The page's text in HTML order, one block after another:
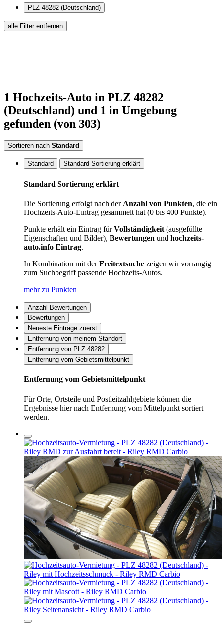
PLZ 48282 (Deutschland)
alle Filter entfernen
1 Hochzeits-Auto in PLZ 48282
(Deutschland) und 1 in Umgebung
gefunden (von 303)
Sortieren nach Standard
Standard Standard Sortierung erklärt
Standard Sortierung erklärt
Die Sortierung erfolgt nach der Anzahl von Punkten, die ein
Hochzeits-Auto-Eintrag gesammelt hat (0 bis 400 Punkte).
Punkte erhält ein Eintrag fürVollständigkeit (ausgefüllte
Eigenschaften und Bilder), Bewertungen und hochzeits-
auto.info Eintrag.
In Kombination mit derFreitextsuche zeigen wir vorrangig
zum Suchbegriff passende Hochzeits-Autos.
mehr zu Punkten
Anzahl Bewertungen
Bewertungen
Neueste Einträge zuerst
Entfernung von meinem Standort
Entfernung von PLZ 48282
Entfernung vom Gebietsmittelpunkt
Entfernung vom Gebietsmittelpunkt
Für Orte, Ortsteile und Postleitzahlgebiete können die
Ergebnisse hier nach Entfernung vom Mittelpunkt sortiert
werden.